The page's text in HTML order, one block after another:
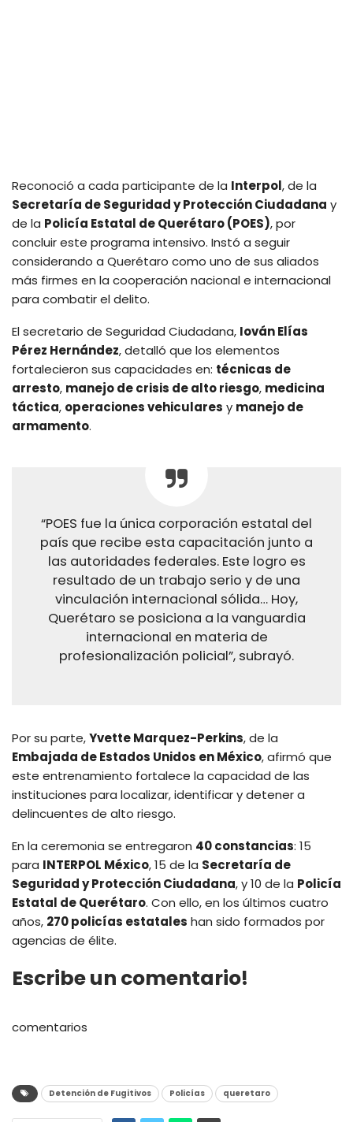
Reconoció a cada participante de la Interpol, de la
Secretaría de Seguridad y Protección Ciudadana y
de la Policía Estatal de Querétaro (POES), por
concluir este programa intensivo. Instó a seguir
considerando a Querétaro como uno de sus aliados
más firmes en la cooperación nacional e internacional
para combatir el delito.
El secretario de Seguridad Ciudadana, Iován Elías
Pérez Hernández, detalló que los elementos
fortalecieron sus capacidades en: técnicas de
arresto, manejo de crisis de alto riesgo, medicina
táctica, operaciones vehiculares y manejo de
armamento.
“POES fue la única corporación estatal del
país que recibe esta capacitación junto a
las autoridades federales. Este logro es
resultado de un trabajo serio y de una
vinculación internacional sólida… Hoy,
Querétaro se posiciona a la vanguardia
internacional en materia de
profesionalización policial”, subrayó.
Por su parte,Yvette Marquez-Perkins, de la
Embajada de Estados Unidos en México, afirmó que
este entrenamiento fortalece la capacidad de las
instituciones para localizar, identificar y detener a
delincuentes de alto riesgo.
En la ceremonia se entregaron 40 constancias: 15
para INTERPOL México, 15 de la Secretaría de
Seguridad y Protección Ciudadana, y 10 de la Policía
Estatal de Querétaro. Con ello, en los últimos cuatro
años, 270 policías estatales han sido formados por
agencias de élite.
Escribe un comentario!
comentarios
Detención de Fugitivos Policías queretaro